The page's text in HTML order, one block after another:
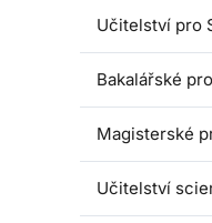
Učitelství pro
Bakalářské
Magisterské
Učitelství